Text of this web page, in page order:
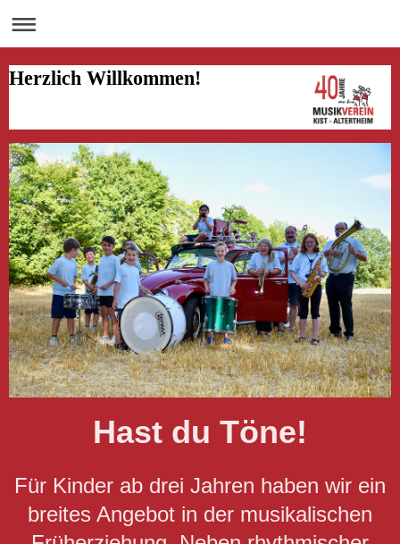
Herzlich Willkommen!
Hast du Töne!
Für Kinder ab drei Jahren haben wir ein
breites Angebot in der musikalischen